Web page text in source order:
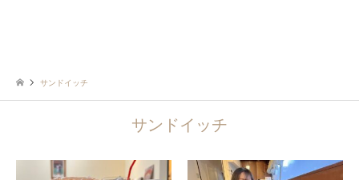
サンドイッチ
サンドイッチ